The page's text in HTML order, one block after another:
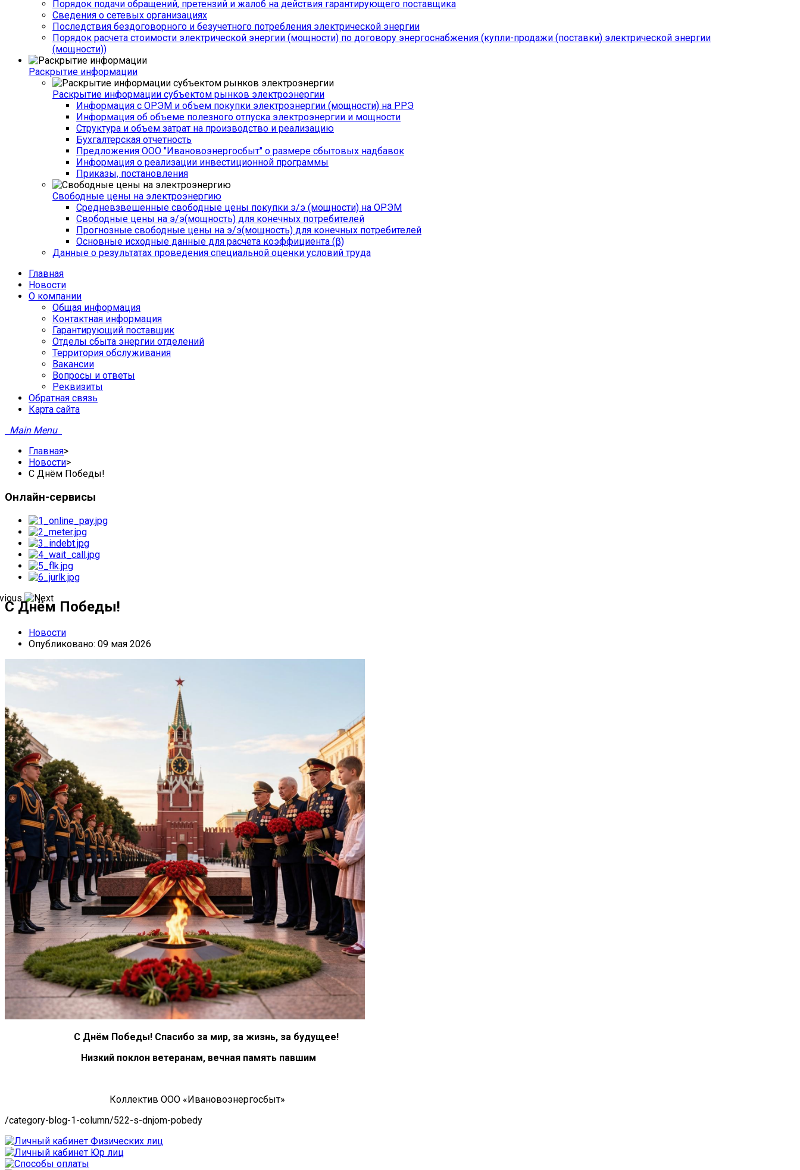
Порядок подачи обращений, претензий и жалоб на действия гарантирующего поставщика
Сведения о сетевых организациях
Последствия бездоговорного и безучетного потребления электрической энергии
Порядок расчета стоимости электрической энергии (мощности) по договору энергоснабжения (купли-продажи (поставки) электрической энергии
(мощности))
Раскрытие информации
Раскрытие информации субъектом рынков электроэнергии
Информация с ОРЭМ и объем покупки электроэнергии (мощности) на РРЭ
Информация об объеме полезного отпуска электроэнергии и мощности
Структура и объем затрат на производство и реализацию
Бухгалтерская отчетность
Предложения ООО "Ивановоэнергосбыт" о размере сбытовых надбавок
Информация о реализации инвестиционной программы
Приказы, постановления
Свободные цены на электроэнергию
Средневзвешенные свободные цены покупки э/э (мощности) на ОРЭМ
Свободные цены на э/э(мощность) для конечных потребителей
Прогнозные свободные цены на э/э(мощность) для конечных потребителей
Основные исходные данные для расчета коэффициента (β)
Данные о результатах проведения специальной оценки условий труда
Главная
Новости
О компании
Общая информация
­Контактная информация
Гарантирующий поставщик
Отделы сбыта энергии отделений
Территория обслуживания
Вакансии
Вопросы и ответы
Реквизиты
­Обратная связь
Карта сайта
Main Menu
Главная>
Новости>
С Днём Победы!
Онлайн-сервисы
С Днём Победы!
Новости
Опубликовано: 09 мая 2026
С Днём Победы! Спасибо за мир, за жизнь, за будущее!
Низкий поклон ветеранам, вечная память павшим
Коллектив ООО «Ивановоэнергосбыт»
/category-blog-1-column/522-s-dnjom-pobedy